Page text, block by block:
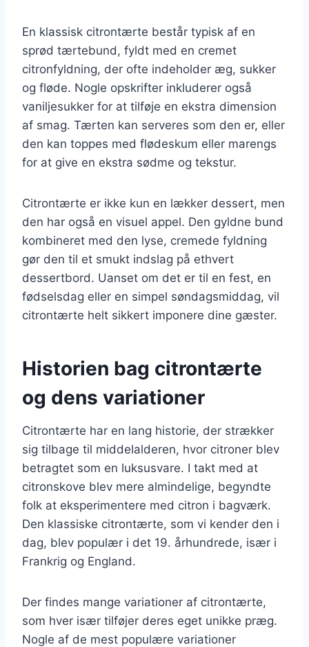
En klassisk citrontærte består typisk af en
sprød tærtebund, fyldt med en cremet
citronfyldning, der ofte indeholder æg, sukker
og fløde. Nogle opskrifter inkluderer også
vaniljesukker for at tilføje en ekstra dimension
af smag. Tærten kan serveres som den er, eller
den kan toppes med flødeskum eller marengs
for at give en ekstra sødme og tekstur.
Citrontærte er ikke kun en lækker dessert, men
den har også en visuel appel. Den gyldne bund
kombineret med den lyse, cremede fyldning
gør den til et smukt indslag på ethvert
dessertbord. Uanset om det er til en fest, en
fødselsdag eller en simpel søndagsmiddag, vil
citrontærte helt sikkert imponere dine gæster.
Historien bag citrontærte
og dens variationer
Citrontærte har en lang historie, der strækker
sig tilbage til middelalderen, hvor citroner blev
betragtet som en luksusvare. I takt med at
citronskove blev mere almindelige, begyndte
folk at eksperimentere med citron i bagværk.
Den klassiske citrontærte, som vi kender den i
dag, blev populær i det 19. århundrede, især i
Frankrig og England.
Der findes mange variationer af citrontærte,
som hver især tilføjer deres eget unikke præg.
Nogle af de mest populære variationer